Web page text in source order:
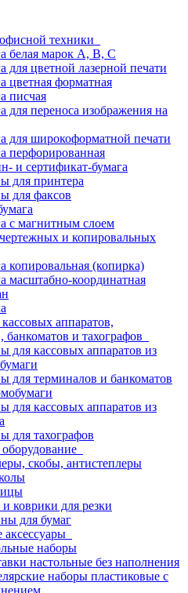
техники
белая марок А, В, С
для цветной лазерной печати
цветная форматная
писчая
для переноса изображения на
для широкоформатной печати
перфорированная
и сертификат-бумага
для принтера
для факсов
с магнитным слоем
и копировальных
копировальная (копирка)
масштабно-координатная
аппаратов,
банкоматов и тахографов
для кассовых аппаратов из
для терминалов и банкоматов
для кассовых аппаратов из
для тахографов
скобы, антистеплеры
коврики для резки
для бумаг
наборы
настольные без наполнения
наборы пластиковые с